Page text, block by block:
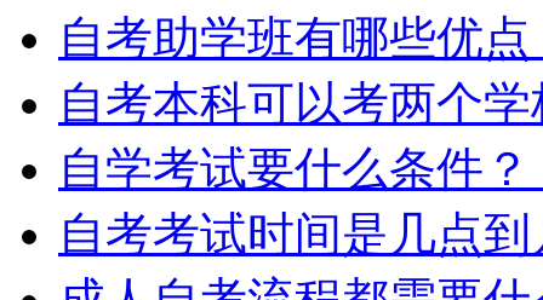
自考助学班有哪些优点
自考本科可以考两个
自学考试要什么条件？
自考考试时间是几点